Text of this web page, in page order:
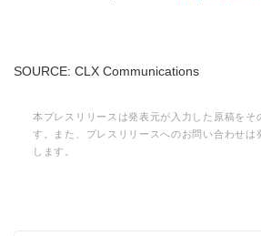
SOURCE: CLX Communications
本プレスリリースは発表元が入力した原稿をそ
す。また、プレスリリースへのお問い合わせは
します。